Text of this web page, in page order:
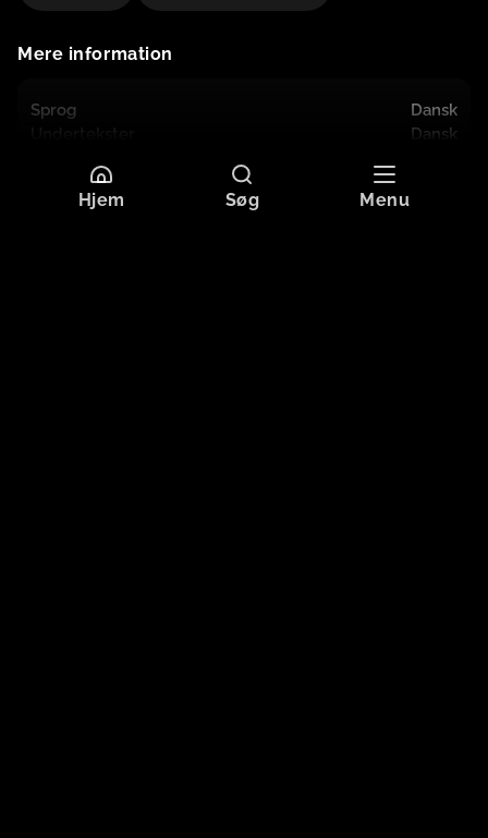
Mere information
Sprog
Dansk
Dansk
Aldersgrænse
Tilladt for alle
Hjem Søg Menu